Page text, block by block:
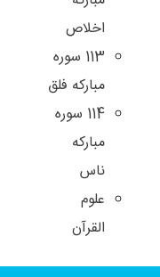
اخلاص
113 سوره
مباركه فلق
114 سوره
مباركه
ناس
علوم
القرآن